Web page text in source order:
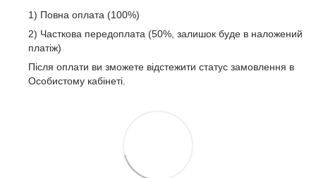
1) Повна оплата (100%)
2) Часткова передоплата (50%, залишок буде в наложений
платіж)
Після оплати ви зможете відстежити статус замовлення в
Особистому кабінеті.